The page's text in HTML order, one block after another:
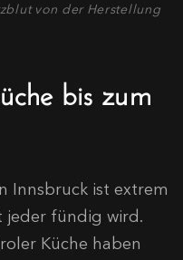
von der Herstellung
bis zum
Innsbruck ist extrem
jeder fündig wird.
Küche haben